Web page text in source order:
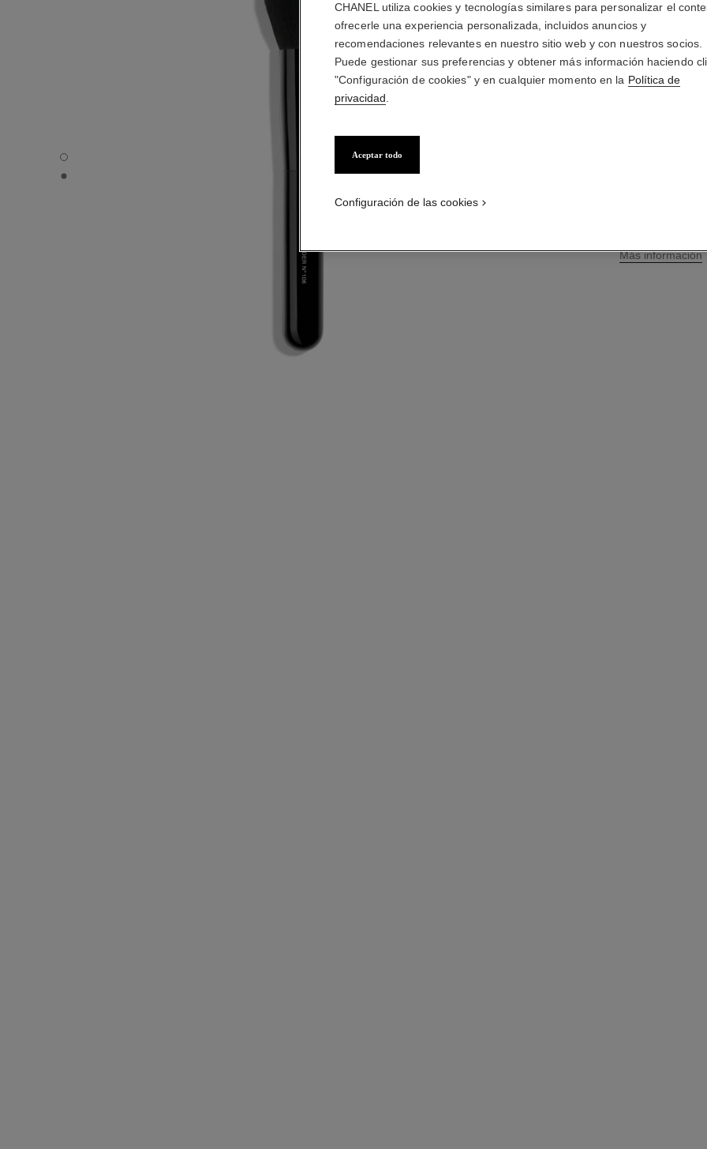
PINCEAU POUDRE N°106 - Vista por defecto
PINCEAU POUDRE N°106 - Vista alternativa 1
Brocha para
↩
Más información
CHANEL utiliza cookies y tecnologías similares para personalizar el
ofrecerle una experiencia personalizada, incluidos anuncios y
recomendaciones relevantes en nuestro sitio web y con nuestros socios.
Puede gestionar sus preferencias y obtener más información haciendo
"Configuración de cookies" y en cualquier momento en la Política de
privacidad
Aceptar todo
Configuración de las cookies